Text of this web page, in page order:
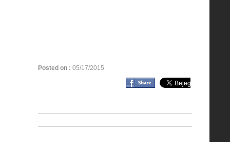
Posted on : 05/17/2015